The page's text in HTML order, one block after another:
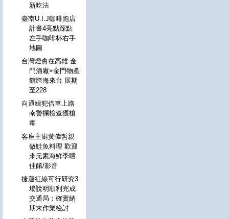
新吃法
臺南U.I.J咖啡跑店
計畫4亮點踩點
左手咖啡杯右手
地圖
台灣燈會在高雄 金
門酒廠×金門物產
館跨海來台 展期
至228
向通緝犯借車上路
南警攔檢查獲槍
毒
客座主廚黃偉哲親
做鮭魚料理 歡迎
來元素海鮮季嚐
佳餚/影音
捷運紅線可行研究3
場說明順利完成
交通局：確實納
期末作業檢討